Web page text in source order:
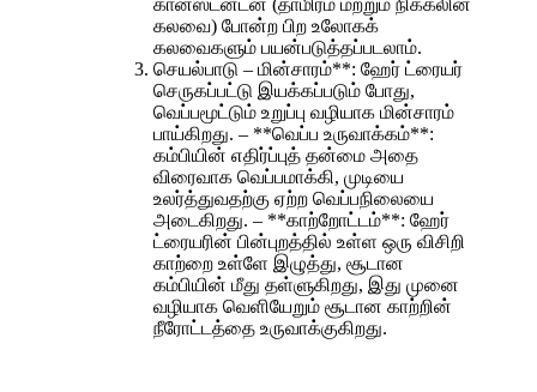
கலவை) போன்ற பிற உலோகக்
கலவைகளும் பயன்படுத்தப்படலாம்.
செயல்பாடு – மின்சாரம்**: ஹேர் ட்ரையர்
செருகப்பட்டு இயக்கப்படும் போது, ​​
வெப்பமூட்டும் உறுப்பு வழியாக மின்சாரம்
பாய்கிறது. – **வெப்ப உருவாக்கம்**:
கம்பியின் எதிர்ப்புத் தன்மை அதை
விரைவாக வெப்பமாக்கி, முடியை
உலர்த்துவதற்கு ஏற்ற வெப்பநிலையை
அடைகிறது. – **காற்றோட்டம்**: ஹேர்
ட்ரையரின் பின்புறத்தில் உள்ள ஒரு விசிறி
காற்றை உள்ளே இழுத்து, சூடான
கம்பியின் மீது தள்ளுகிறது, இது முனை
வழியாக வெளியேறும் சூடான காற்றின்
நீரோட்டத்தை உருவாக்குகிறது.